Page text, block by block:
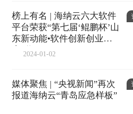
榜上有名 | 海纳云六大软件
平台荣获“第七届‘鲲鹏杯’山
东新动能•软件创新创业大
赛”奖项
2024-01-02
媒体聚焦 | “央视新闻”再次
报道海纳云“青岛应急样板”